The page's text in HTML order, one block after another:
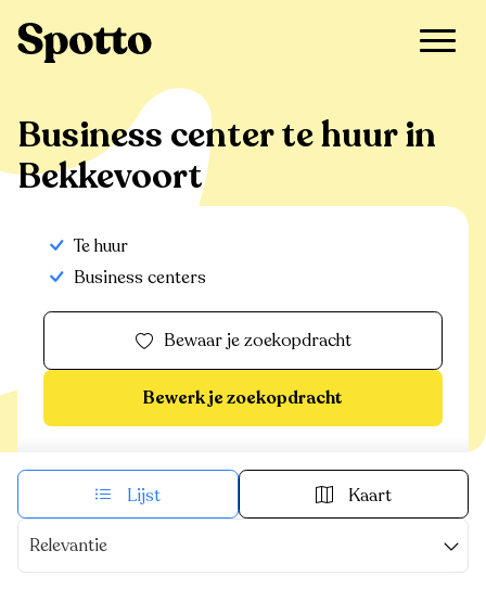
Bekkevoort
Business center te huur in
Bekkevoort
Te huur
Business centers
Bewaar je zoekopdracht
Bewerk je zoekopdracht
Lijst Kaart
Relevantie